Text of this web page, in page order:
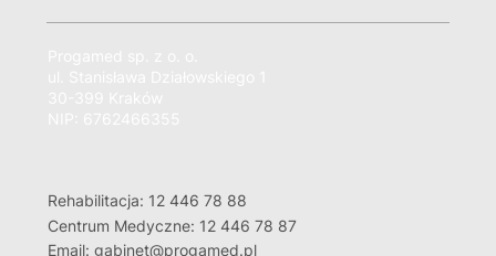
Rehabilitacja: 12 446 78 88
Centrum Medyczne: 12 446 78 87
Email: gabinet@progamed.pl